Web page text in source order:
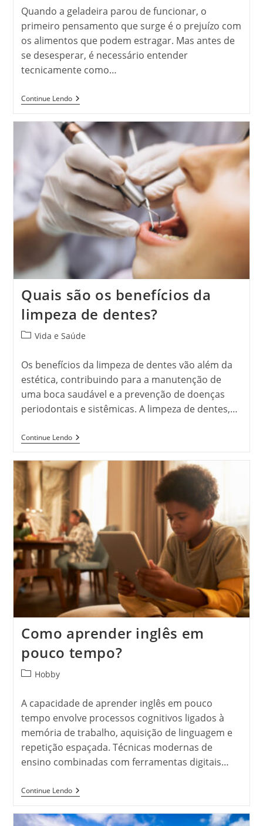
post:
Quando a geladeira parou de funcionar, o
primeiro pensamento que surge é o prejuízo com
os alimentos que podem estragar. Mas antes de
se desesperar, é necessário entender
tecnicamente como…
Continue LendoGeladeira
Parou
Funcionar:
O
Que
Fazer
Agora?
Quais são os benefícios da
limpeza de dentes?
Categoria
post:
Vida e Saúde
Os benefícios da limpeza de dentes vão além da
estética, contribuindo para a manutenção de
uma boca saudável e a prevenção de doenças
periodontais e sistêmicas. A limpeza de dentes,…
Continue LendoQuais
São
Benefícios
Da
Limpeza
Como aprender inglês em
pouco tempo?
Categoria
post:
Hobby
A capacidade de aprender inglês em pouco
tempo envolve processos cognitivos ligados à
memória de trabalho, aquisição de linguagem e
repetição espaçada. Técnicas modernas de
ensino combinadas com ferramentas digitais…
Continue LendoComo
Aprender
Em